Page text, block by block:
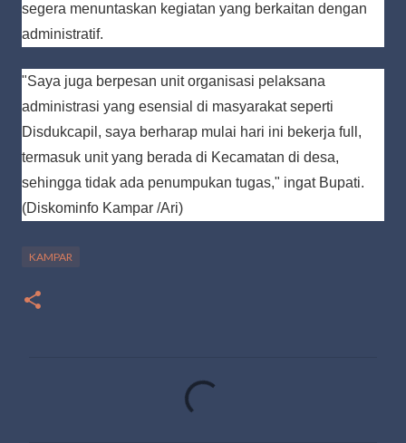
segera menuntaskan kegiatan yang berkaitan dengan
administratif.
"Saya juga berpesan unit organisasi pelaksana
administrasi yang esensial di masyarakat seperti
Disdukcapil, saya berharap mulai hari ini bekerja full,
termasuk unit yang berada di Kecamatan di desa,
sehingga tidak ada penumpukan tugas," ingat Bupati.
(Diskominfo Kampar /Ari)
KAMPAR